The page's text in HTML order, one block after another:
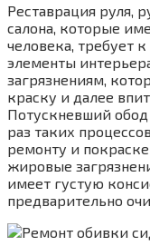
Реставрация руля,
салона, которые
человека, требует
элементы
загрязнениям,
краску и далее
Потускневший
раз таких
ремонту и
жировые
имеет густую
предварительно